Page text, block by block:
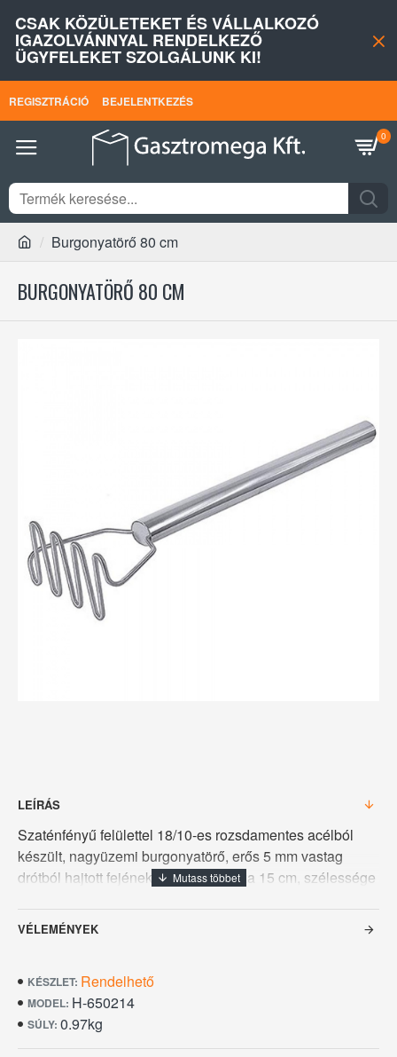
CSAK KÖZÜLETEKET ÉS VÁLLALKOZÓ
IGAZOLVÁNNYAL RENDELKEZŐ
ÜGYFELEKET SZOLGÁLUNK KI!
REGISZTRÁCIÓ BEJELENTKEZÉS
0
Burgonyatörő 80 cm
BURGONYATÖRŐ 80 CM
LEÍRÁS
Szaténfényű felülettel 18/10-es rozsdamentes acélból
készült, nagyüzemi burgonyatörő, erős 5 mm vastag
drótból hajtott fejének méretei, hossza 15 cm, szélessége
cm.
VÉLEMÉNYEK
KÉSZLET: Rendelhető
MODEL: H-650214
SÚLY: 0.97kg